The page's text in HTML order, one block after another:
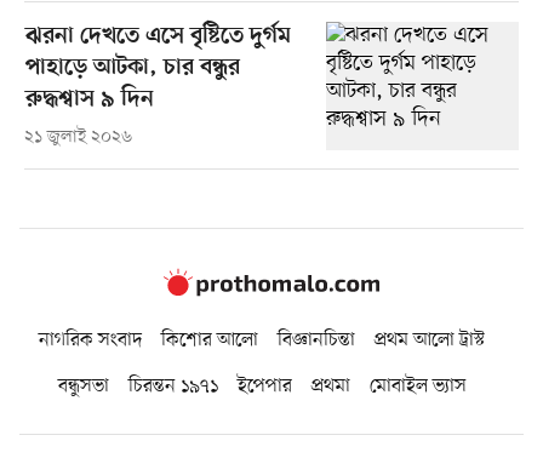
ঝরনা দেখতে এসে বৃষ্টিতে দুর্গম
পাহাড়ে আটকা, চার বন্ধুর
রুদ্ধশ্বাস ৯ দিন
২১ জুলাই ২০২৬
নাগরিক সংবাদ কিশোর আলো বিজ্ঞানচিন্তা
প্রথম আলো ট্রাস্ট
বন্ধুসভা
চিরন্তন ১৯৭১ ইপেপার প্রথমা মোবাইল ভ্যাস